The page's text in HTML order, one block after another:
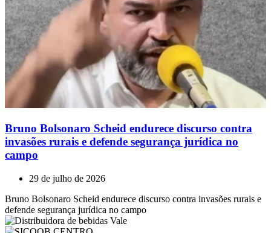
Bruno Bolsonaro Scheid endurece discurso contra
invasões rurais e defende segurança jurídica no
campo
29 de julho de 2026
Bruno Bolsonaro Scheid endurece discurso contra invasões rurais e
defende segurança jurídica no campo